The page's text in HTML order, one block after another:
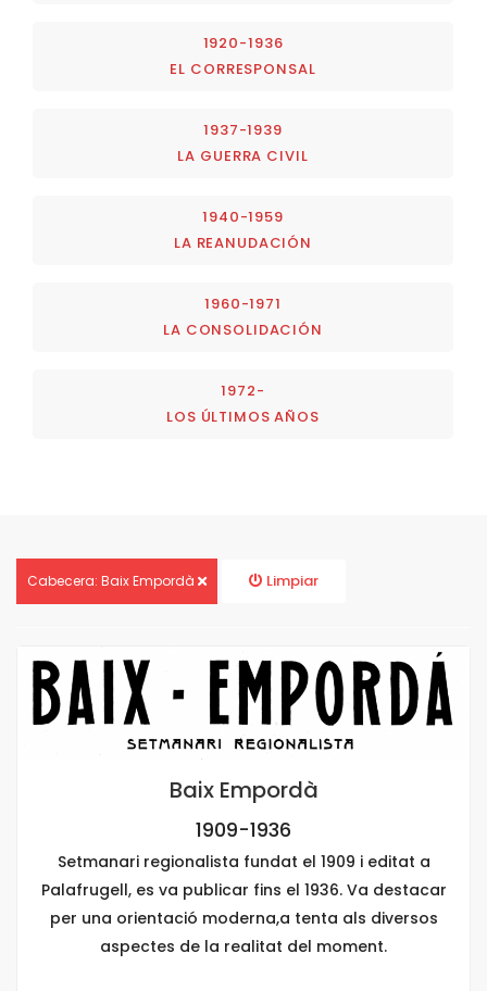
1920-1936
EL CORRESPONSAL
1937-1939
LA GUERRA CIVIL
1940-1959
LA REANUDACIÓN
1960-1971
LA CONSOLIDACIÓN
1972-
LOS ÚLTIMOS AÑOS
Cabecera: Baix Empordà Limpiar
Baix Empordà
1909-1936
Setmanari regionalista fundat el 1909 i editat a
Palafrugell, es va publicar fins el 1936. Va destacar
per una orientació moderna,a tenta als diversos
aspectes de la realitat del moment.